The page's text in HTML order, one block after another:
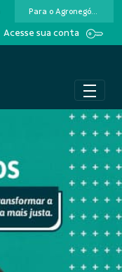
Para o Agronegócio
Acesse sua conta